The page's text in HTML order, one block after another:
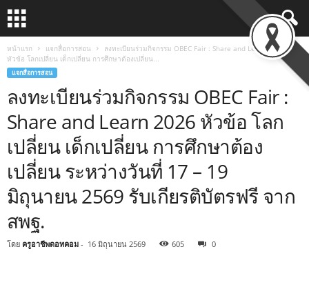
หน้าแรก แจกสื่อการสอน
ลงทะเบียนร่วมกิจกรรม OBEC Fair : Share and Learn 2026
หัวข้อ โลกเปลี่ยน เด็กเปลี่ยน การศึกษาต้องเปลี่ยน...
แจกสื่อการสอน
ลงทะเบียนร่วมกิจกรรม OBEC Fair :
Share and Learn 2026 หัวข้อ โลก
เปลี่ยน เด็กเปลี่ยน การศึกษาต้อง
เปลี่ยน ระหว่างวันที่ 17 – 19
มิถุนายน 2569 รับเกียรติบัตรฟรี จาก
สพฐ.
โดย ครูอาชีพดอทคอม - 16 มิถุนายน 2569 605 0